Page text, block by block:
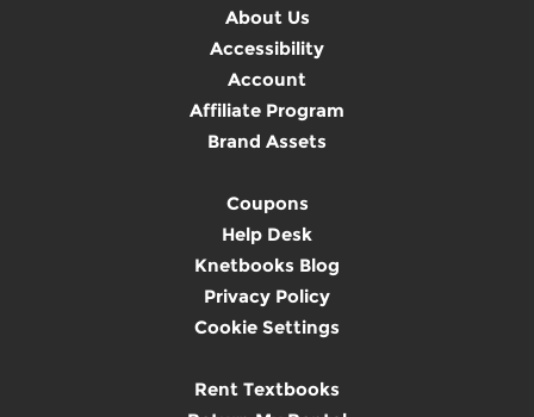
About Us
Accessibility
Account
Affiliate Program
Brand Assets
Coupons
Help Desk
Knetbooks Blog
Privacy Policy
Cookie Settings
Rent Textbooks